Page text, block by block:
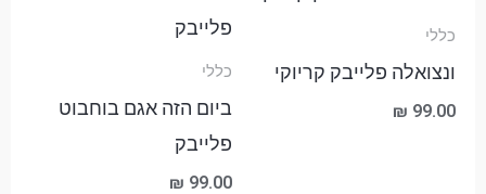
כללי
ונצואלה פלייבק קריוקי
₪ 99.00
כללי
ביום הזה אגם בוחבוט
פלייבק
₪ 99.00